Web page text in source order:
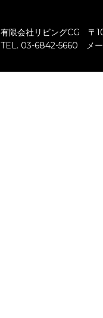
有限会社リビングCG 〒
TEL. 03-6842-5660 メ